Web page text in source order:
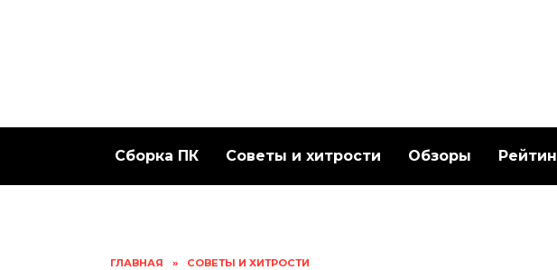
Сборка ПК Советы и хитрости Обзоры
ГЛАВНАЯ » СОВЕТЫ И ХИТРОСТИ